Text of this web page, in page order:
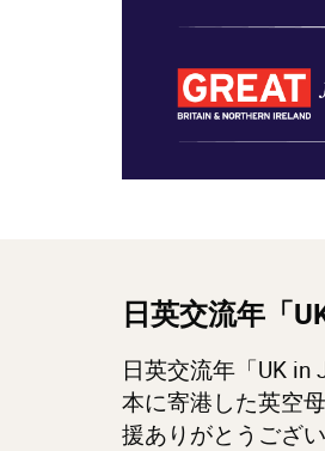
日英交流年「
日英交流年「UK in
本に寄港した英空
援ありがとうござい